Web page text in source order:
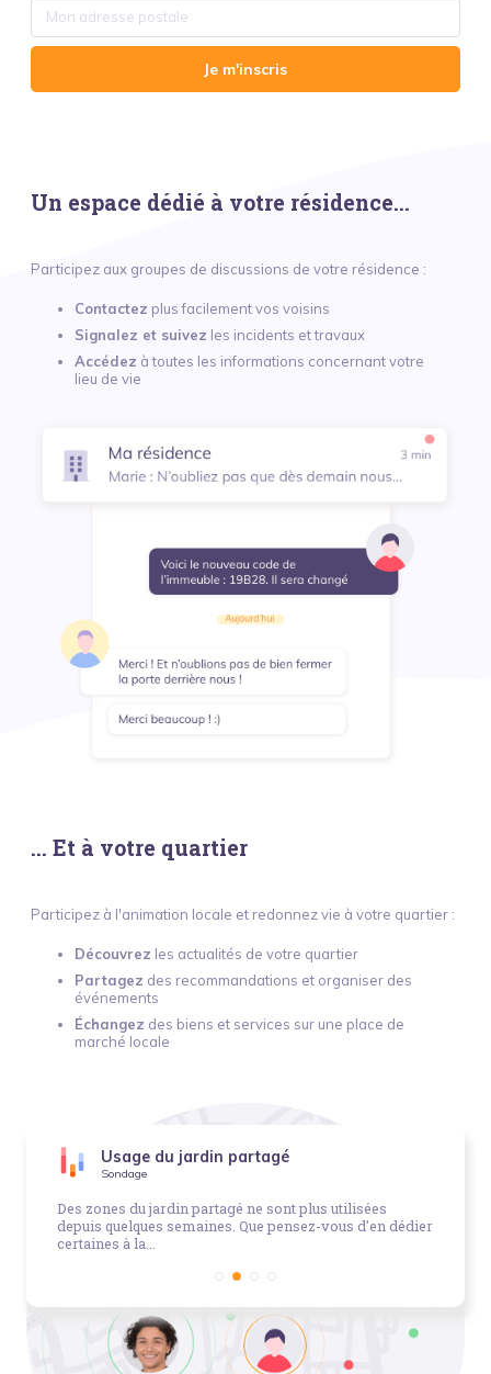
Je m'inscris
Un espace dédié à votre résidence...
Participez aux groupes de discussions de votre résidence :
Contactez plus facilement vos voisins
Signalez et suivez les incidents et travaux
Accédez à toutes les informations concernant votre
lieu de vie
... Et à votre quartier
Participez à l'animation locale et redonnez vie à votre quartier :
Découvrez les actualités de votre quartier
Partagez des recommandations et organiser des
événements
Échangez des biens et services sur une place de
marché locale
Usage du jardin partagé
Sondage
Des zones du jardin partagé ne sont plus utilisées
depuis quelques semaines. Que pensez-vous d'en dédier
certaines à la...